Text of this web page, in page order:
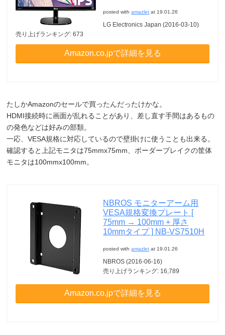
posted withamazlet at 19.01.26
LG Electronics Japan (2016-03-10)
売り上げランキング: 673
Amazon.co.jpで詳細を見る
たしかAmazonのセールで買ったんだったけかな。
HDMI接続時に画面が乱れることがあり、差し直す手間はあるもの
の発色などは好みの部類。
一応、VESA規格に対応しているので壁掛けに使うことも出来る。
確認すると上記モニタは75mmx75mm、ボーダーブレイクの筐体
モニタは100mmx100mm。
NBROS モニターアーム用
VESA規格変換プレート [
75mm → 100mm + 厚さ
10mmタイプ ] NB-VS7510H
posted withamazlet at 19.01.26
NBROS (2016-06-16)
売り上げランキング: 16,789
Amazon.co.jpで詳細を見る